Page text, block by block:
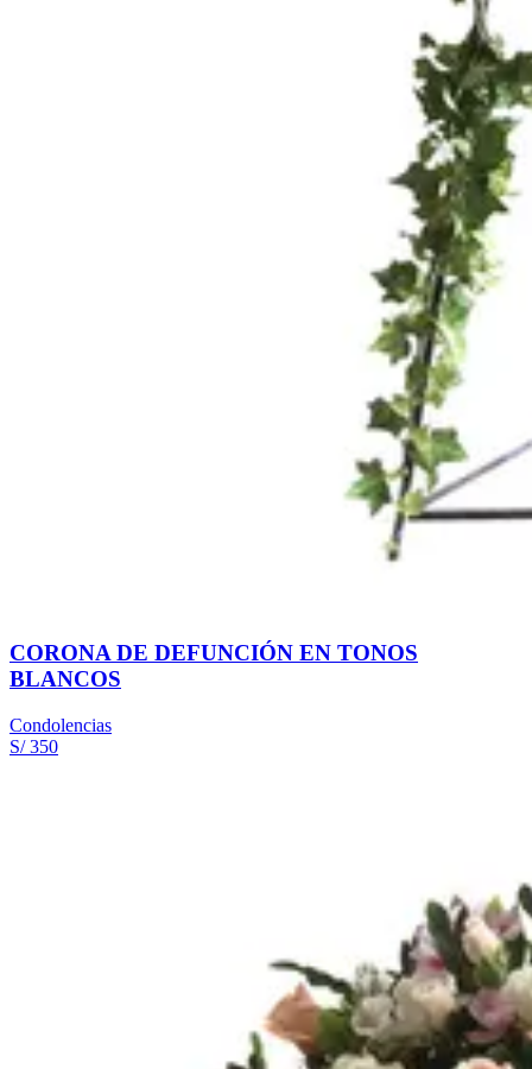
CORONA DE DEFUNCIÓN EN TONOS
BLANCOS
Condolencias
S/ 350